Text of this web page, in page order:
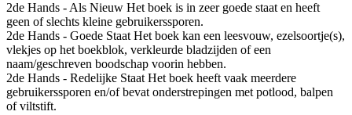
2de Hands - Als Nieuw Het boek is in zeer goede staat en heeft
geen of slechts kleine gebruikerssporen.
2de Hands - Goede Staat Het boek kan een leesvouw, ezelsoortje(s),
vlekjes op het boekblok, verkleurde bladzijden of een
naam/geschreven boodschap voorin hebben.
2de Hands - Redelijke Staat Het boek heeft vaak meerdere
gebruikerssporen en/of bevat onderstrepingen met potlood, balpen
of viltstift.